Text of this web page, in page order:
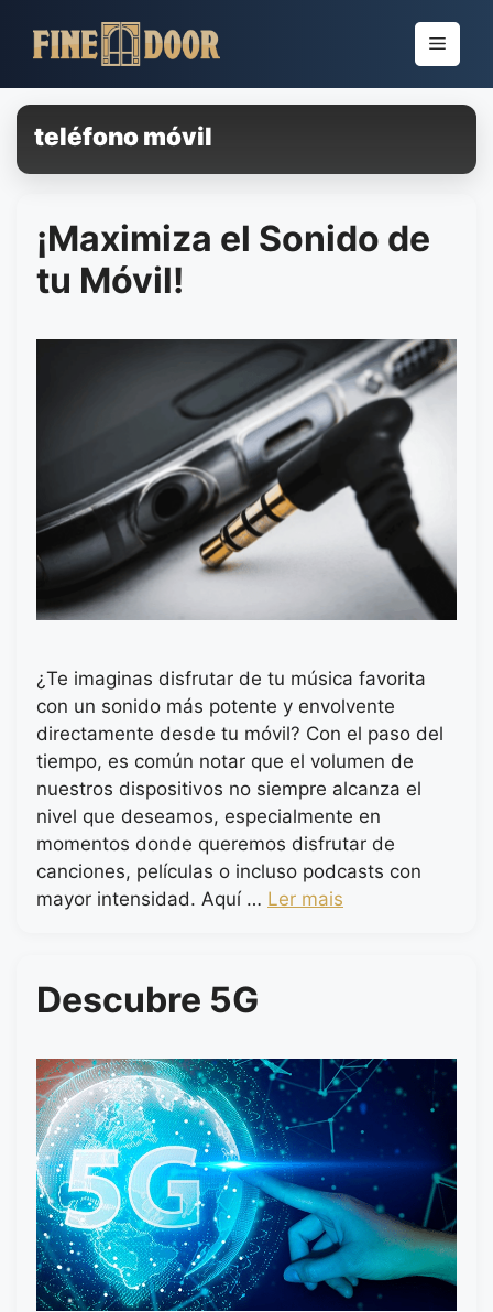
para
conteúdo
Menu
teléfono móvil
¡Maximiza el Sonido de
tu Móvil!
¿Te imaginas disfrutar de tu música favorita
con un sonido más potente y envolvente
directamente desde tu móvil? Con el paso del
tiempo, es común notar que el volumen de
nuestros dispositivos no siempre alcanza el
nivel que deseamos, especialmente en
momentos donde queremos disfrutar de
canciones, películas o incluso podcasts con
mayor intensidad. Aquí … Ler mais
Descubre 5G